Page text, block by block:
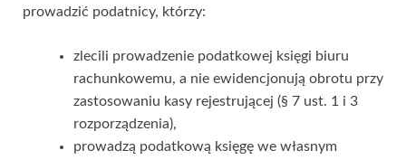
prowadzić podatnicy, którzy:
zlecili prowadzenie podatkowej księgi biuru
rachunkowemu, a nie ewidencjonują obrotu przy
zastosowaniu kasy rejestrującej (§ 7 ust. 1 i 3
rozporządzenia),
prowadzą podatkową księgę we własnym